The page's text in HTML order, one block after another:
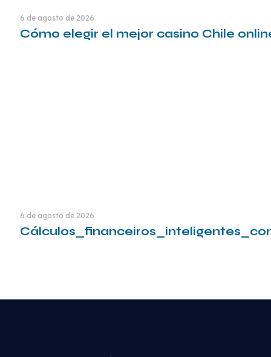
6 de agosto de 2026
Cómo elegir el mejor casino Chile
6 de agosto de 2026